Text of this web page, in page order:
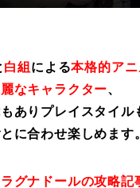
白組 による本格的ア
なキャラクター、
もありプレイスタイル
に合わせ楽しめます
グナドールの攻略記